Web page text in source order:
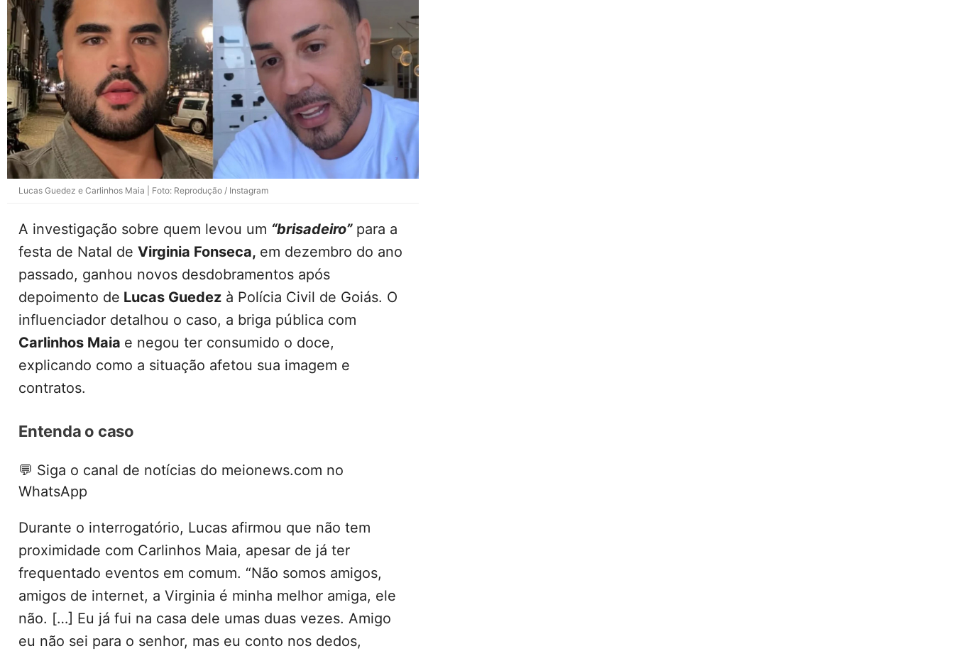
Lucas Guedez e Carlinhos Maia | Foto: Reprodução / Instagram
A investigação sobre quem levou um “brisadeiro”para a
festa de Natal de Virginia Fonseca, em dezembro do ano
passado, ganhou novos desdobramentos após
depoimento de Lucas Guedez à Polícia Civil de Goiás. O
influenciador detalhou o caso, a briga pública com
Carlinhos Maia e negou ter consumido o doce,
explicando como a situação afetou sua imagem e
contratos.
Entenda o caso
💬 Siga o canal de notícias do meionews.com no
WhatsApp
Durante o interrogatório, Lucas afirmou que não tem
proximidade com Carlinhos Maia, apesar de já ter
frequentado eventos em comum. “Não somos amigos,
amigos de internet, a Virginia é minha melhor amiga, ele
não. […] Eu já fui na casa dele umas duas vezes. Amigo
eu não sei para o senhor, mas eu conto nos dedos,